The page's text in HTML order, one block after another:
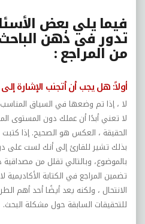
فيما يلي بعض
تدور فى ذهن
من المراجع :
أولاً: هل يجب أن أتجنب الإشارة
لا ، إذا تم وضعها في السياق
لا تعني أبدًا أن عملك دون المستوى
الحقيقة ، العكس هو الصحيح. إذا
بذلك تشير للقارئ إلى أنك لست على
بالموضوع، وبالتالي تقلل من
تضمين المراجع في الكتابة
الانتحال ، ولكنه يعد أيضًا أحد أهم
للتحقيقات السابقة حول مشكلة البحث.